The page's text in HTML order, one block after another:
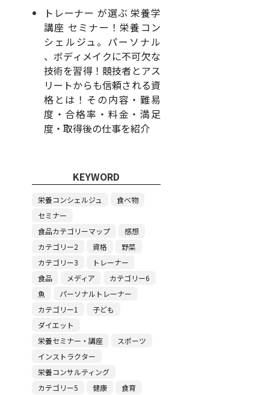
トレーナー が選ぶ 栄養学
講座 セミナー！栄養コン
シェルジュ。パーソナル
、ボディメイクに不可欠な
技術を習得！競技者とアス
リートからも信頼される資
格とは！その内容・難易
度・合格率・料金・満足
度・取得後の仕事を紹介
KEYWORD
栄養コンシェルジュ
食べ物
セミナー
食品カテゴリーマップ
感想
カテゴリー2
資格
野菜
カテゴリー3
トレーナー
食品
メディア
カテゴリー6
魚
パーソナルトレーナー
カテゴリー1
子ども
ダイエット
栄養セミナー・講座
スポーツ
インストラクター
栄養コンサルティング
カテゴリー5
健康
食育